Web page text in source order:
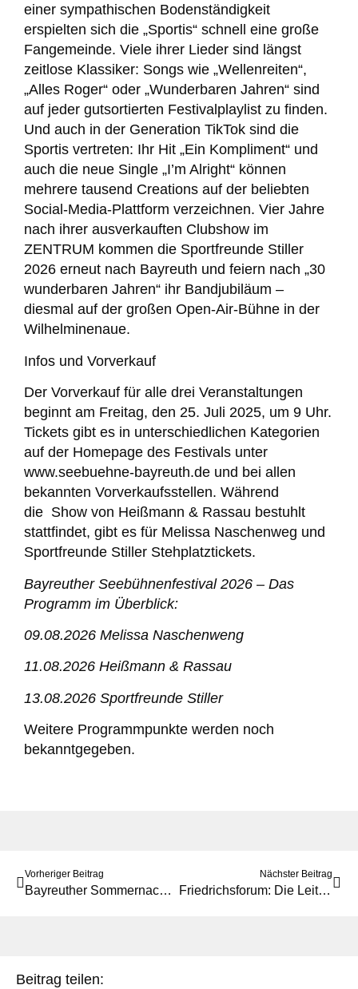
einer sympathischen Bodenständigkeit
erspielten sich die „Sportis“ schnell eine große
Fangemeinde. Viele ihrer Lieder sind längst
zeitlose Klassiker: Songs wie „Wellenreiten“,
„Alles Roger“ oder „Wunderbaren Jahren“ sind
auf jeder gutsortierten Festivalplaylist zu finden.
Und auch in der Generation TikTok sind die
Sportis vertreten: Ihr Hit „Ein Kompliment“ und
auch die neue Single „I’m Alright“ können
mehrere tausend Creations auf der beliebten
Social-Media-Plattform verzeichnen. Vier Jahre
nach ihrer ausverkauften Clubshow im
ZENTRUM kommen die Sportfreunde Stiller
2026 erneut nach Bayreuth und feiern nach „30
wunderbaren Jahren“ ihr Bandjubiläum –
diesmal auf der großen Open-Air-Bühne in der
Wilhelminenaue.
Infos und Vorverkauf
Der Vorverkauf für alle drei Veranstaltungen
beginnt am Freitag, den 25. Juli 2025, um 9 Uhr.
Tickets gibt es in unterschiedlichen Kategorien
auf der Homepage des Festivals unter
www.seebuehne-bayreuth.de und bei allen
bekannten Vorverkaufsstellen. Während
die Show von Heißmann & Rassau bestuhlt
stattfindet, gibt es für Melissa Naschenweg und
Sportfreunde Stiller Stehplatztickets.
Bayreuther Seebühnenfestival 2026 – Das
Programm im Überblick:
09.08.2026 Melissa Naschenweng
11.08.2026 Heißmann & Rassau
13.08.2026 Sportfreunde Stiller
Weitere Programmpunkte werden noch
bekanntgegeben.
Vorheriger Beitrag
Bayreuther Sommernachtsfest abgesagt
Nächster Beitrag
Friedrichsforum: Die Leitungsposition ist neu besetzt
Beitrag teilen: